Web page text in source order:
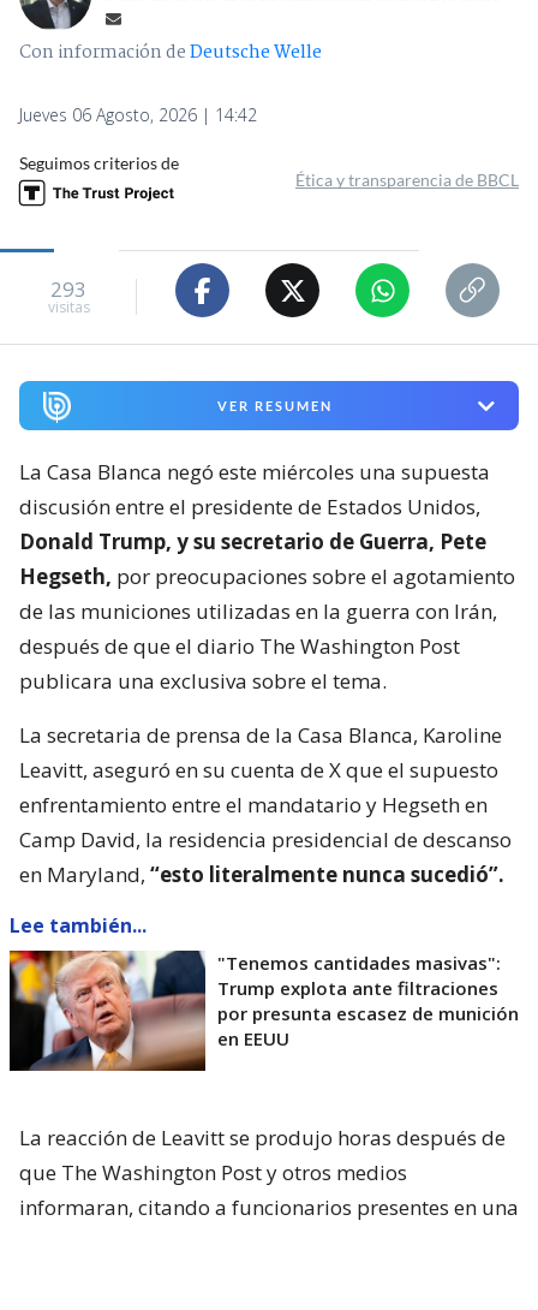
Con información deDeutsche Welle
Jueves 06 Agosto, 2026 | 14:42
Seguimos criterios de
Ética y transparencia de BBCL
293
visitas
VER RESUMEN
La Casa Blanca negó este miércoles una supuesta
discusión entre el presidente de Estados Unidos,
Donald Trump, y su secretario de Guerra, Pete
Hegseth, por preocupaciones sobre el agotamiento
de las municiones utilizadas en la guerra con Irán,
después de que el diario The Washington Post
publicara una exclusiva sobre el tema.
La secretaria de prensa de la Casa Blanca, Karoline
Leavitt, aseguró en su cuenta de X que el supuesto
enfrentamiento entre el mandatario y Hegseth en
Camp David, la residencia presidencial de descanso
en Maryland, “esto literalmente nunca sucedió”.
Lee también...
"Tenemos cantidades masivas":
Trump explota ante filtraciones
por presunta escasez de munición
en EEUU
La reacción de Leavitt se produjo horas después de
que The Washington Post y otros medios
informaran, citando a funcionarios presentes en una